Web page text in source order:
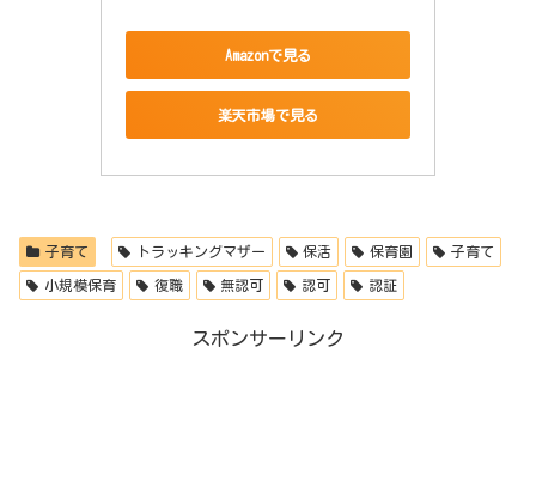
Amazonで見る
楽天市場で見る
子育て トラッキングマザー 保活 保育園 子育て
小規模保育 復職 無認可 認可 認証
スポンサーリンク